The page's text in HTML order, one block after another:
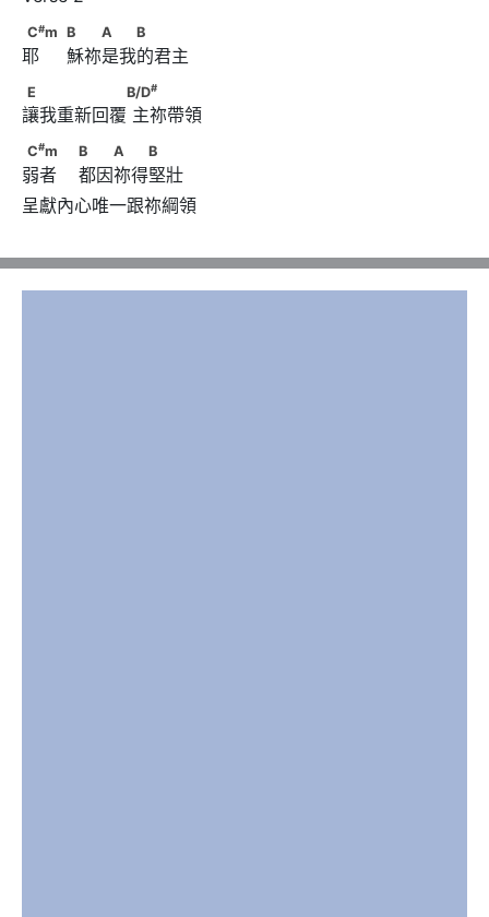
C#m　                              B　　A　　B
C#m B A B
耶     穌祢是我的君主
E　　　　　　B/D
E B/D#
讓我重新回覆 主祢帶領
C#m　　                        B　　A　　B
C#m B A B
弱者    都因祢得堅壯
呈獻內心唯一跟祢綱領